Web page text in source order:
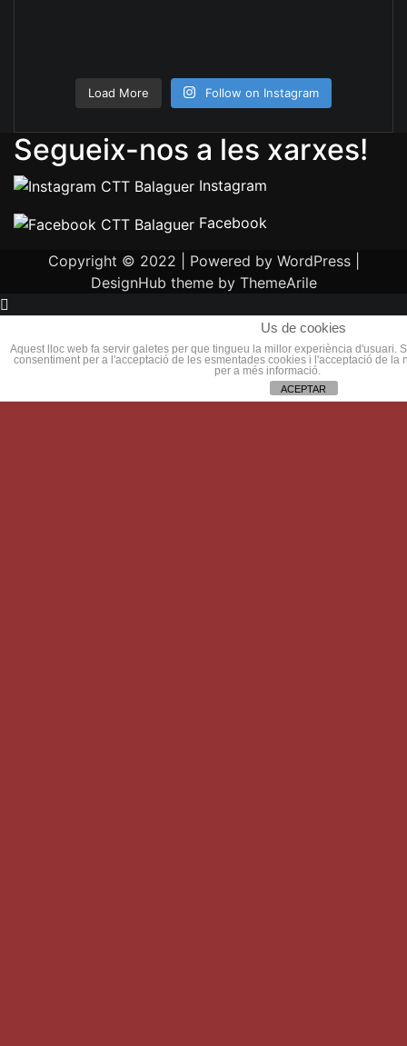
Load More Follow on Instagram
Segueix-nos a les xarxes!
Instagram
Facebook
Copyright © 2022 | Powered by WordPress
DesignHub theme by ThemeArile
Us de cookies
Aquest lloc web fa servir galetes per que tingueu la millor experiència d'usuari.
consentiment per a l'acceptació de les esmentades cookies i l'acceptació de la
per a més informació.
ACEPTAR